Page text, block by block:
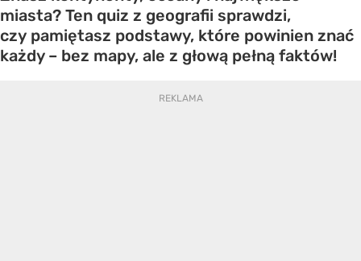
miasta? Ten quiz z geografii sprawdzi,
czy pamiętasz podstawy, które powinien znać
każdy – bez mapy, ale z głową pełną faktów!